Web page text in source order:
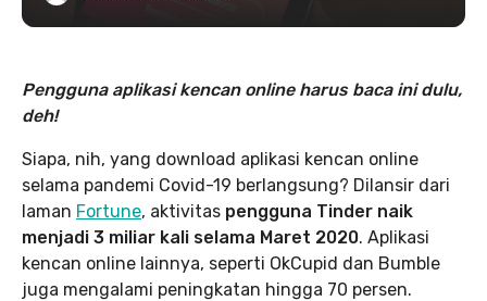
Pengguna aplikasi kencan online harus baca ini dulu,
deh!
Siapa, nih, yang download aplikasi kencan online
selama pandemi Covid-19 berlangsung? Dilansir dari
laman Fortune, aktivitas pengguna Tinder naik
menjadi 3 miliar kali selama Maret 2020. Aplikasi
kencan online lainnya, seperti OkCupid dan Bumble
juga mengalami peningkatan hingga 70 persen.